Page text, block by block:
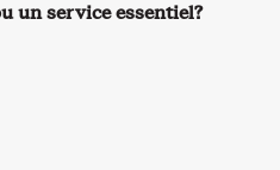
un service essentiel?